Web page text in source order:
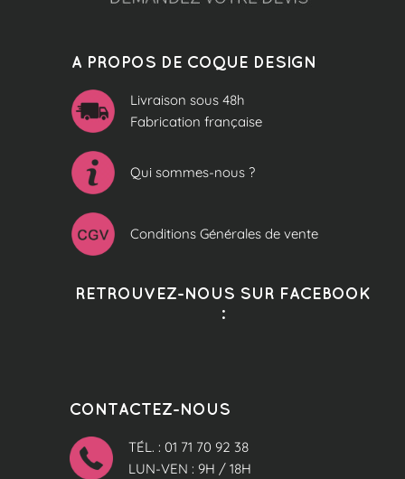
A PROPOS DE COQUE DESIGN
Livraison sous 48h
Fabrication française
Qui sommes-nous ?
Conditions Générales de vente
RETROUVEZ-NOUS SUR FACEBOOK
:
CONTACTEZ-NOUS
TÉL. : 01 71 70 92 38
LUN-VEN : 9H / 18H